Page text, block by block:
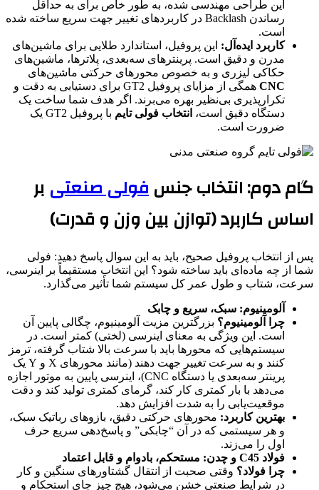
این طراحی مهندسی شده، به طور خاص برای به حداقل
رساندن Backlash در کاربردهای تغییر جهت سریع ساخته شده
است.
کاربرد ایده‌آل: این پروفیل، استاندارد طلایی برای ماشین‌های
مدرن و دقیق است. پرینترهای سه‌بعدی، پلاترها، ماشین‌های
حکاکی لیزری و به خصوص محورهای حرکتی ماشین‌های
CNC
همگی از مزایای پروفیل GT2 برای دستیابی به دقت و
تکرارپذیری بی‌نظیر بهره می‌برند. اگر هدف شما ساخت یک
دستگاه دقیق است، انتخاب فولی تایم
با پروفیل GT2 یک
ضرورت است.
گام دوم: انتخاب جنسفولی صنعتی بر
اساس کاربرد (توازن بین وزن و قدرت)
پس از انتخاب پروفیل صحیح، باید به این سوال پاسخ دهید: فولی
شما از چه ماده‌ای باید ساخته شود؟ این انتخاب مستقیماً بر اینرسی،
سرعت، شتاب و طول عمر کل سیستم شما تأثیر می‌گذارد.
آلومینیوم: سبک، سریع و چابک
چرا آلومینیوم؟ بزرگترین مزیت آلومینیوم، چگالی پایین آن
است. این ویژگی به معنای اینرسی (لختی) کمتر است. در
سیستم‌هایی که محورها باید با سرعت بالا شتاب گرفته، ترمز
کنند و به سرعت تغییر جهت دهند (مانند محورهای X و Y یک
پرینتر سه‌بعدی یا دستگاه CNC)، اینرسی پایین به موتور اجازه
می‌دهد با بار کمتری کار کند، گرمای کمتری تولید کند و دقت
موقعیت‌یابی را به شدت افزایش دهد.
بهترین کاربرد: محورهای حرکتی دقیق، بازوهای رباتیک سبک،
و هر سیستمی که در آن “چابکی” و پاسخ‌دهی سریع حرف
اول را می‌زند.
فولاد C45 و چدن: مستحکم، بادوام و قابل اعتماد
چرا فولاد؟ وقتی صحبت از انتقال گشتاورهای سنگین و کار
در شرایط صنعتی خشن می‌شود، هیچ چیز جای استحکام و